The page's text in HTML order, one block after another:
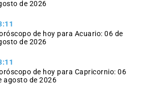
de 2026
de hoy para Acuario: 06 de
de 2026
de hoy para Capricornio: 06
agosto de 2026